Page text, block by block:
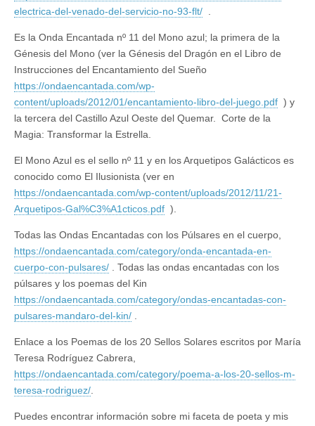
electrica-del-venado-del-servicio-no-93-flt/ .
Es la Onda Encantada nº 11 del Mono azul; la primera de la
Génesis del Mono (ver la Génesis del Dragón en el Libro de
Instrucciones del Encantamiento del Sueño
https://ondaencantada.com/wp-
content/uploads/2012/01/encantamiento-libro-del-juego.pdf ) y
la tercera del Castillo Azul Oeste del Quemar. Corte de la
Magia: Transformar la Estrella.
El Mono Azul es el sello nº 11 y en los Arquetipos Galácticos es
conocido como El Ilusionista (ver en
https://ondaencantada.com/wp-content/uploads/2012/11/21-
Arquetipos-Gal%C3%A1cticos.pdf ).
Todas las Ondas Encantadas con los Púlsares en el cuerpo,
https://ondaencantada.com/category/onda-encantada-en-
cuerpo-con-pulsares/ . Todas las ondas encantadas con los
púlsares y los poemas del Kin
https://ondaencantada.com/category/ondas-encantadas-con-
pulsares-mandaro-del-kin/ .
Enlace a los Poemas de los 20 Sellos Solares escritos por María
Teresa Rodríguez Cabrera,
https://ondaencantada.com/category/poema-a-los-20-sellos-m-
teresa-rodriguez/.
Puedes encontrar información sobre mi faceta de poeta y mis